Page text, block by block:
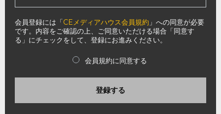
会員登録には「CEメディアハウス会員規約 」への同意が必要
です。内容をご確認の上、ご同意いただける場合「同意す
る」にチェックをして、登録にお進みください。
会員規約に同意する
登録する